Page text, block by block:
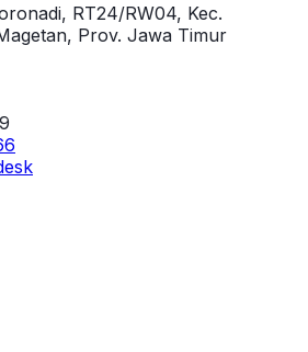
RT24/RW04, Kec.
Prov. Jawa Timur